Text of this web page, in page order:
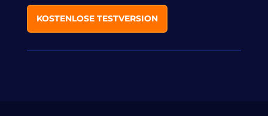
KOSTENLOSE TESTVERSION